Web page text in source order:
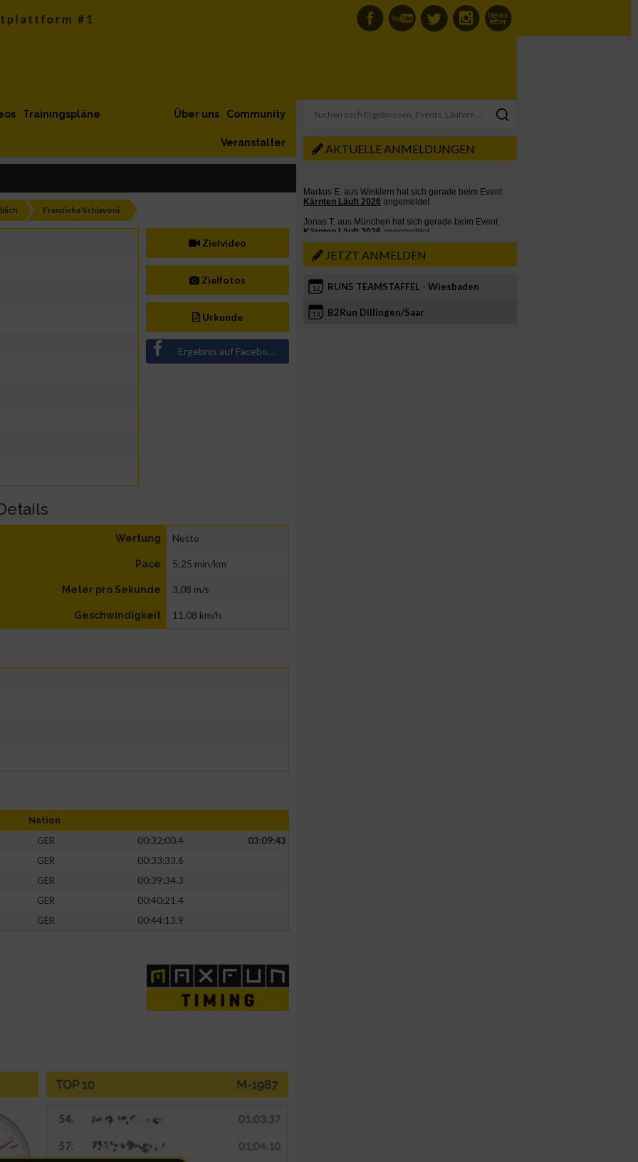
Trainingspläne Community
Über uns
Veranstalter
Franziska Schiavoni
Zielvideo
Zielfotos
Urkunde
Ergebnis auf Facebook teilen
Wertung Netto
Pace 5:25 min/km
Meter pro Sekunde 3,08 m/s
Geschwindigkeit 11,08 km/h
Nation
GER 00:32:00.4
03:09:43
GER
00:33:33.6
GER
00:39:34.3
GER
00:40:21.4
GER 00:44:13.9
AKTUELLE ANMELDUNGEN
JETZT ANMELDEN
12 RUN5 TEAMSTAFFEL - Wiesbaden
13 B2Run Dillingen/Saar